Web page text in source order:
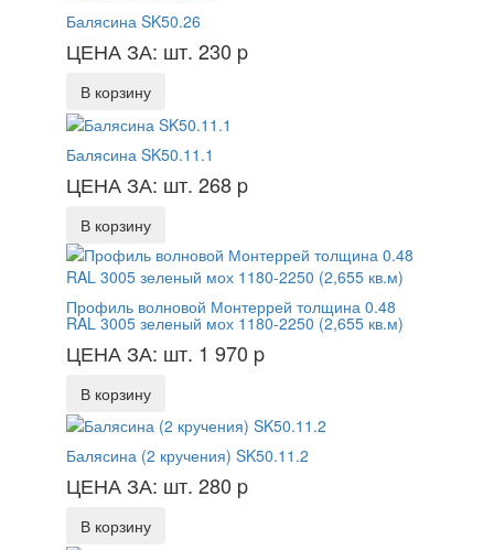
Балясина SK50.26
ЦЕНА ЗА: шт. 230 p
В корзину
Балясина SK50.11.1
ЦЕНА ЗА: шт. 268 p
В корзину
Профиль волновой Монтеррей толщина 0.48
RAL 3005 зеленый мох 1180-2250 (2,655 кв.м)
ЦЕНА ЗА: шт. 1 970 p
В корзину
Балясина (2 кручения) SK50.11.2
ЦЕНА ЗА: шт. 280 p
В корзину